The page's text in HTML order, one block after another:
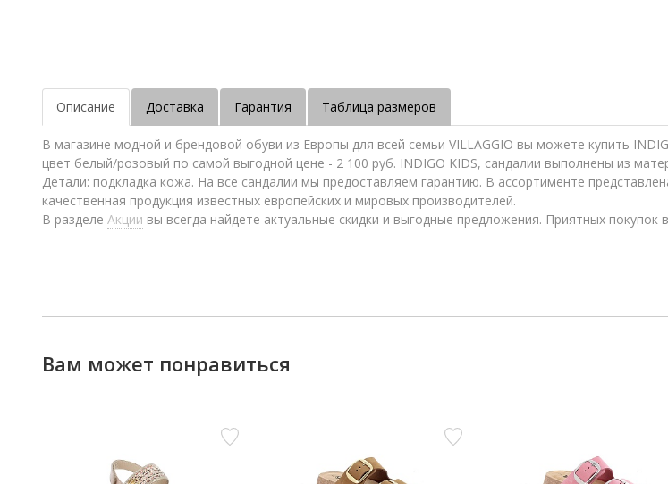
Описание Доставка Гарантия Таблица размеров
В магазине модной и брендовой обуви из Европы для всей семьи VILLAGGIO вы можете купить
цвет белый/розовый по самой выгодной цене - 2 100 руб. INDIGO KIDS, сандалии выполнены из
Детали: подкладка кожа. На все сандалии мы предоставляем гарантию. В ассортименте
качественная продукция известных европейских и мировых производителей.
В разделе Акции вы всегда найдете актуальные скидки и выгодные предложения. Приятных покупок
Вам может понравиться